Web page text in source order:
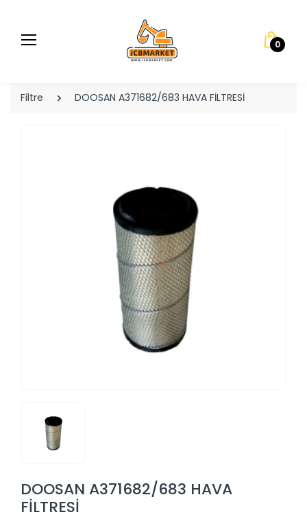
0
Filtre DOOSAN A371682/683 HAVA FİLTRESİ
DOOSAN A371682/683 HAVA
FİLTRESİ